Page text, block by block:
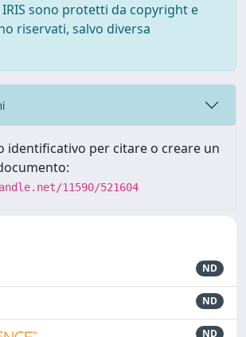
sono protetti da copyright e
riservati, salvo diversa
identificativo per citare o creare un
11590/521604
ND
ND
ND